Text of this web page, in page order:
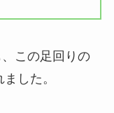
この足回りの
した。